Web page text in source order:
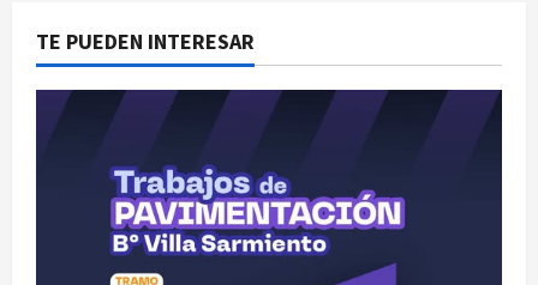
TE PUEDEN INTERESAR